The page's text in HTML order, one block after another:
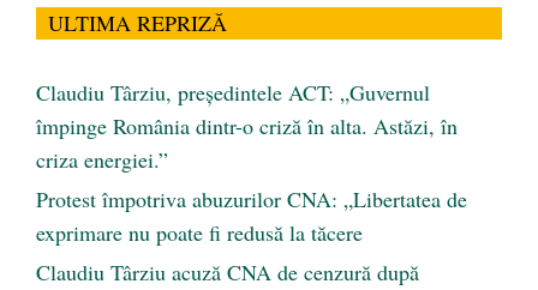
ULTIMA REPRIZĂ
Claudiu Târziu, președintele ACT: „Guvernul
împinge România dintr-o criză în alta. Astăzi, în
criza energiei.”
Protest împotriva abuzurilor CNA: „Libertatea de
exprimare nu poate fi redusă la tăcere
Claudiu Târziu acuză CNA de cenzură după